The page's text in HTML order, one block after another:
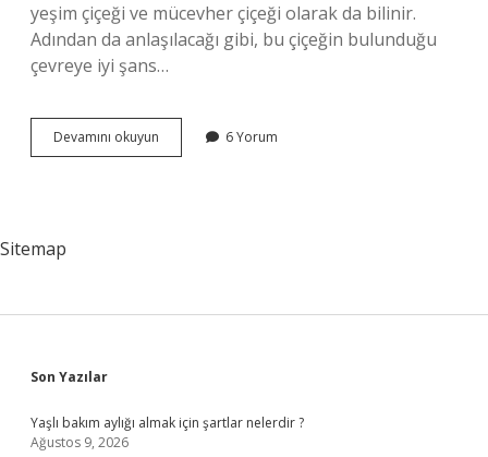
yeşim çiçeği ve mücevher çiçeği olarak da bilinir.
Adından da anlaşılacağı gibi, bu çiçeğin bulunduğu
çevreye iyi şans…
Devamını okuyun
Çiçeği
6 Yorum
Sitemap
Sidebar
Son Yazılar
Yaşlı bakım aylığı almak için şartlar nelerdir ?
Ağustos 9, 2026